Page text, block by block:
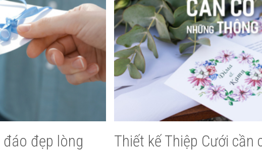
đáo đẹp lòng
Thiết kế Thiệp Cưới cần